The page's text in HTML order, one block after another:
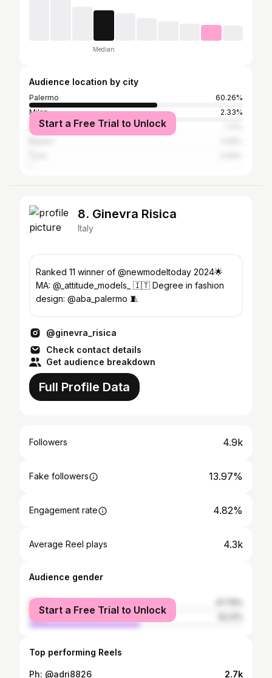
Median
Audience location by city
Palermo
60.26%
Milan
2.33%
Rome
Start a Free Trial to Unlock
8. Ginevra Risica
Italy
Ranked 11 winner of @newmodeltoday 2024🌟
MA: @_attitude_models_ 🇮🇹 Degree in fashion
design: @aba_palermo 🧵
@ginevra_risica
Check contact details
Get audience breakdown
Full Profile Data
Followers 4.9k
Fake followers 13.97%
Engagement rate 4.82%
Average Reel plays 4.3k
Audience gender
female
male
Start a Free Trial to Unlock
Top performing Reels
Ph: @adri8826 2.7k